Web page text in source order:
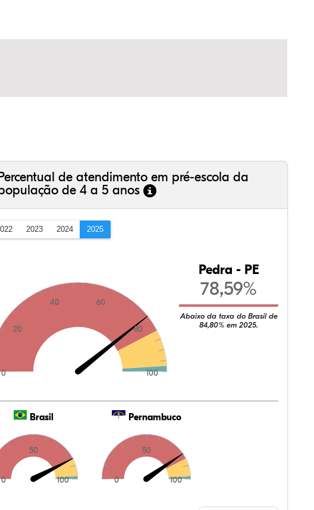
de atendimento em pré-escola da
de 4 a 5 anos
2023 2024 2025
0
20
40 60
80
100
Pedra - PE
78,59%
Abaixo da taxa do Brasil de
84,80% em 2025.
Brasil
0
50
100
Pernambuco
0
50
100
19,61%
7,02%
0,27%
71,13%
1,13%
0,83%
35,47%
7,72%
0,47%
54,20%
0,83%
1,31%